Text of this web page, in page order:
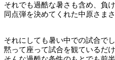
それでも過酷な暑さも含め、負
同点弾を決めてくれた中原さまさ
それにしても暑い中での試合でし
黙って座って試合を観ているだ